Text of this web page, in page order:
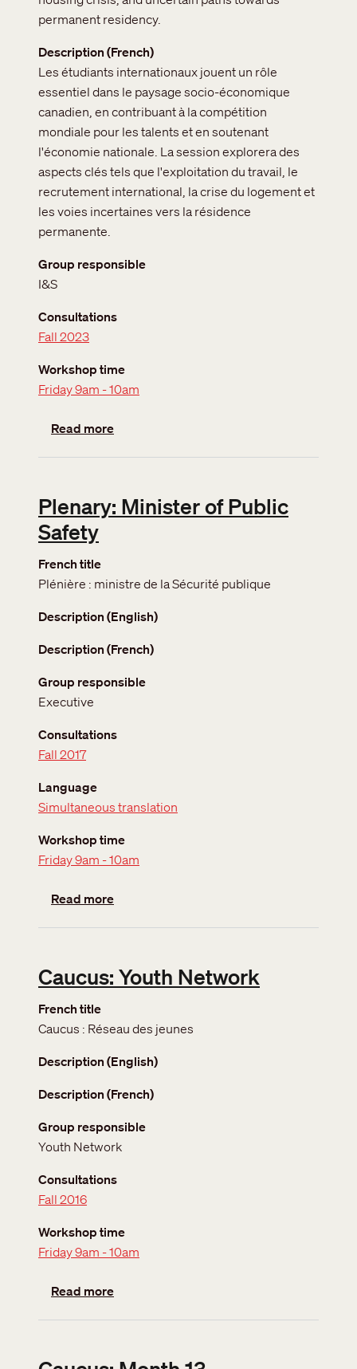
permanent residency.
Description (French)
Les étudiants internationaux jouent un rôle
essentiel dans le paysage socio-économique
canadien, en contribuant à la compétition
mondiale pour les talents et en soutenant
l'économie nationale. La session explorera des
aspects clés tels que l'exploitation du travail, le
recrutement international, la crise du logement et
les voies incertaines vers la résidence
permanente.
Group responsible
I&S
Consultations
Fall 2023
Workshop time
Friday 9am - 10am
Read moreabout Caucus: International Students
Plenary: Minister of Public
Safety
French title
Plénière : ministre de la Sécurité publique
Description (English)
Description (French)
Group responsible
Executive
Consultations
Fall 2017
Language
Simultaneous translation
Workshop time
Friday 9am - 10am
Read moreabout Plenary: Minister of Public Safety
Caucus: Youth Network
French title
Caucus : Réseau des jeunes
Description (English)
Description (French)
Group responsible
Youth Network
Consultations
Fall 2016
Workshop time
Friday 9am - 10am
Read moreabout Caucus: Youth Network